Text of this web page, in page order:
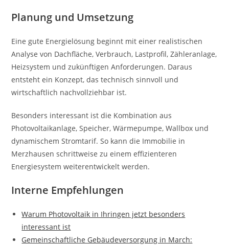
Planung und Umsetzung
Eine gute Energielösung beginnt mit einer realistischen
Analyse von Dachfläche, Verbrauch, Lastprofil, Zähleranlage,
Heizsystem und zukünftigen Anforderungen. Daraus
entsteht ein Konzept, das technisch sinnvoll und
wirtschaftlich nachvollziehbar ist.
Besonders interessant ist die Kombination aus
Photovoltaikanlage, Speicher, Wärmepumpe, Wallbox und
dynamischem Stromtarif. So kann die Immobilie in
Merzhausen schrittweise zu einem effizienteren
Energiesystem weiterentwickelt werden.
Interne Empfehlungen
Warum Photovoltaik in Ihringen jetzt besonders
interessant ist
Gemeinschaftliche Gebäudeversorgung in March: